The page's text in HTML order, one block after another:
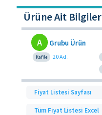
Ürüne Ait Bilgiler
A Grubu Ürün
Kafile 20 Ad.
Fiyat Listesi Sayfası
Tüm Fiyat Listesi Excel